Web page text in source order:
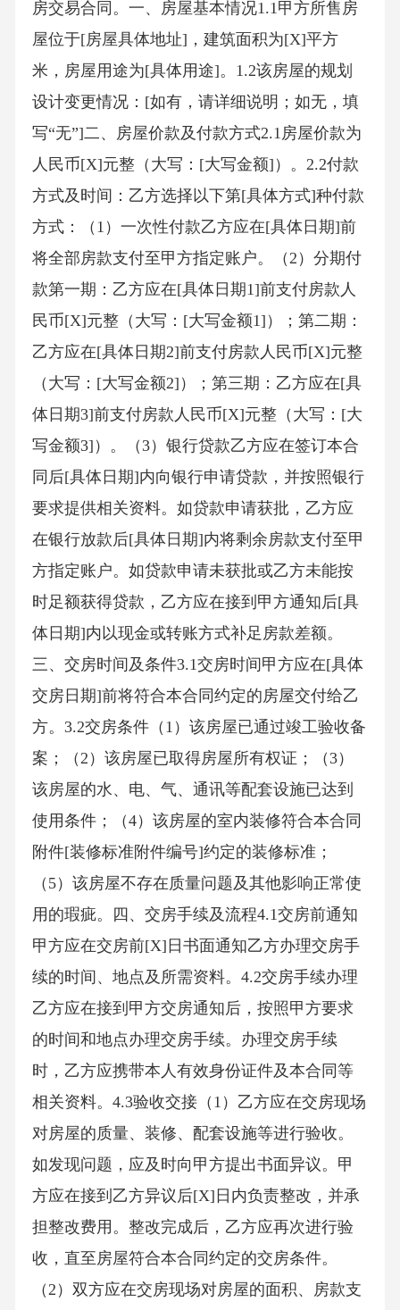
房交易合同。一、房屋基本情况1.1甲方所售房
屋位于[房屋具体地址]，建筑面积为[X]平方
米，房屋用途为[具体用途]。1.2该房屋的规划
设计变更情况：[如有，请详细说明；如无，填
写“无”]二、房屋价款及付款方式2.1房屋价款为
人民币[X]元整（大写：[大写金额]）。2.2付款
方式及时间：乙方选择以下第[具体方式]种付款
方式：（1）一次性付款乙方应在[具体日期]前
将全部房款支付至甲方指定账户。（2）分期付
款第一期：乙方应在[具体日期1]前支付房款人
民币[X]元整（大写：[大写金额1]）；第二期：
乙方应在[具体日期2]前支付房款人民币[X]元整
（大写：[大写金额2]）；第三期：乙方应在[具
体日期3]前支付房款人民币[X]元整（大写：[大
写金额3]）。（3）银行贷款乙方应在签订本合
同后[具体日期]内向银行申请贷款，并按照银行
要求提供相关资料。如贷款申请获批，乙方应
在银行放款后[具体日期]内将剩余房款支付至甲
方指定账户。如贷款申请未获批或乙方未能按
时足额获得贷款，乙方应在接到甲方通知后[具
体日期]内以现金或转账方式补足房款差额。
三、交房时间及条件3.1交房时间甲方应在[具体
交房日期]前将符合本合同约定的房屋交付给乙
方。3.2交房条件（1）该房屋已通过竣工验收备
案；（2）该房屋已取得房屋所有权证；（3）
该房屋的水、电、气、通讯等配套设施已达到
使用条件；（4）该房屋的室内装修符合本合同
附件[装修标准附件编号]约定的装修标准；
（5）该房屋不存在质量问题及其他影响正常使
用的瑕疵。四、交房手续及流程4.1交房前通知
甲方应在交房前[X]日书面通知乙方办理交房手
续的时间、地点及所需资料。4.2交房手续办理
乙方应在接到甲方交房通知后，按照甲方要求
的时间和地点办理交房手续。办理交房手续
时，乙方应携带本人有效身份证件及本合同等
相关资料。4.3验收交接（1）乙方应在交房现场
对房屋的质量、装修、配套设施等进行验收。
如发现问题，应及时向甲方提出书面异议。甲
方应在接到乙方异议后[X]日内负责整改，并承
担整改费用。整改完成后，乙方应再次进行验
收，直至房屋符合本合同约定的交房条件。
（2）双方应在交房现场对房屋的面积、房款支